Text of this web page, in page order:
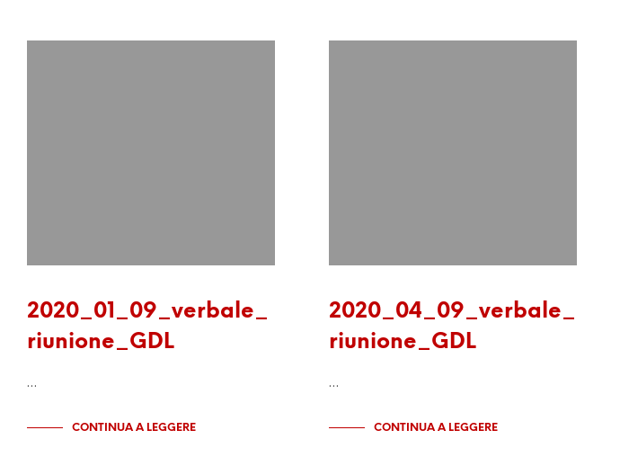
2020_01_09_verbale_
riunione_GDL
…
CONTINUA A LEGGERE
2020_04_09_verbale_
riunione_GDL
…
CONTINUA A LEGGERE